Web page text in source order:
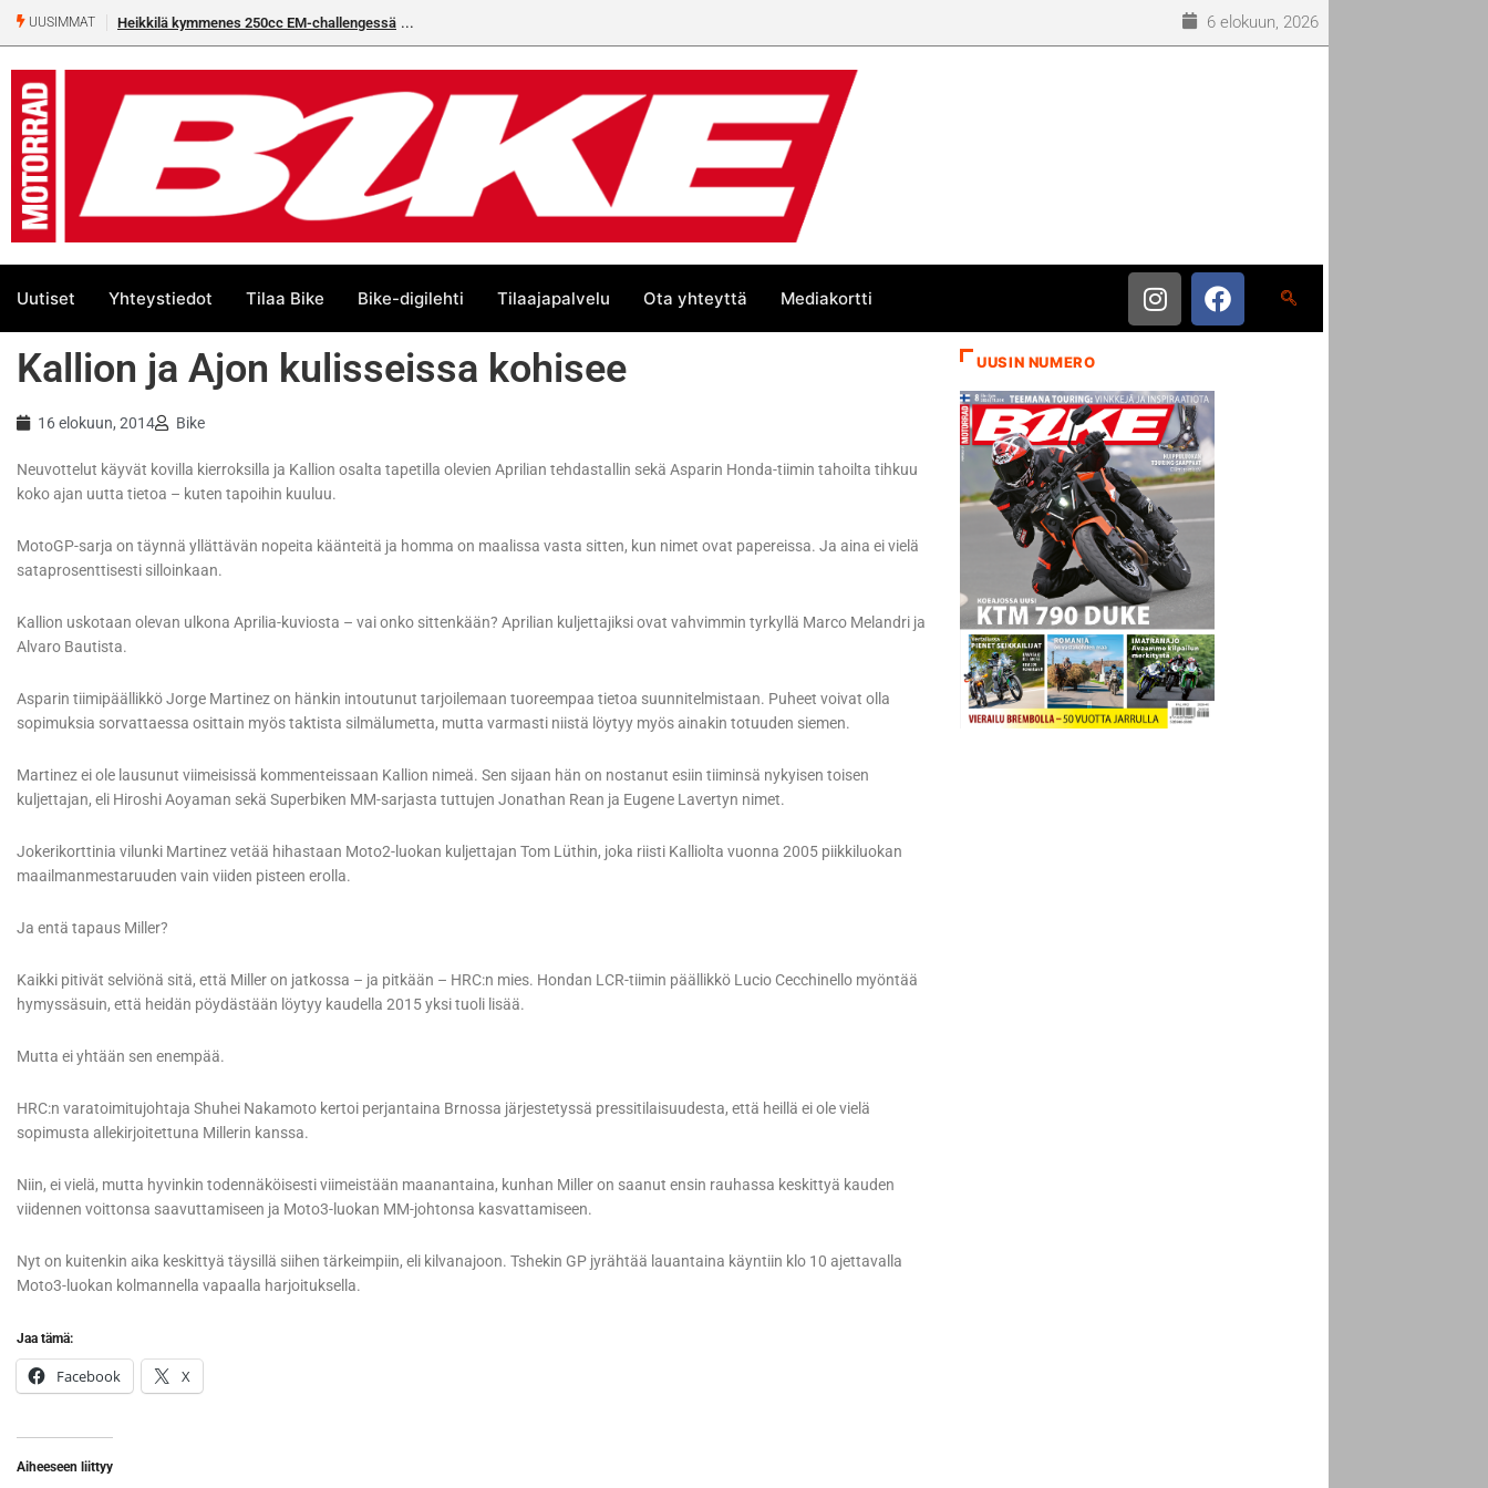
UUSIMMAT Heikkilä kymmenes 250cc EM-challengessä 6 elokuun, 2026
Uutiset Yhteystiedot Tilaa Bike Bike-digilehti Tilaajapalvelu Ota yhteyttä Mediakortti
Kallion ja Ajon kulisseissa kohisee
16 elokuun, 2014 Bike
Neuvottelut käyvät kovilla kierroksilla ja Kallion osalta tapetilla olevien Aprilian tehdastallin sekä Asparin Honda-tiimin tahoilta tihkuu
koko ajan uutta tietoa – kuten tapoihin kuuluu.
MotoGP-sarja on täynnä yllättävän nopeita käänteitä ja homma on maalissa vasta sitten, kun nimet ovat papereissa. Ja aina ei vielä
sataprosenttisesti silloinkaan.
Kallion uskotaan olevan ulkona Aprilia-kuviosta – vai onko sittenkään? Aprilian kuljettajiksi ovat vahvimmin tyrkyllä Marco Melandri ja
Alvaro Bautista.
Asparin tiimipäällikkö Jorge Martinez on hänkin intoutunut tarjoilemaan tuoreempaa tietoa suunnitelmistaan. Puheet voivat olla
sopimuksia sorvattaessa osittain myös taktista silmälumetta, mutta varmasti niistä löytyy myös ainakin totuuden siemen.
Martinez ei ole lausunut viimeisissä kommenteissaan Kallion nimeä. Sen sijaan hän on nostanut esiin tiiminsä nykyisen toisen
kuljettajan, eli Hiroshi Aoyaman sekä Superbiken MM-sarjasta tuttujen Jonathan Rean ja Eugene Lavertyn nimet.
Jokerikorttinia vilunki Martinez vetää hihastaan Moto2-luokan kuljettajan Tom Lüthin, joka riisti Kalliolta vuonna 2005 piikkiluokan
maailmanmestaruuden vain viiden pisteen erolla.
Ja entä tapaus Miller?
Kaikki pitivät selviönä sitä, että Miller on jatkossa – ja pitkään – HRC:n mies. Hondan LCR-tiimin päällikkö Lucio Cecchinello myöntää
hymyssäsuin, että heidän pöydästään löytyy kaudella 2015 yksi tuoli lisää.
Mutta ei yhtään sen enempää.
HRC:n varatoimitujohtaja Shuhei Nakamoto kertoi perjantaina Brnossa järjestetyssä pressitilaisuudesta, että heillä ei ole vielä
sopimusta allekirjoitettuna Millerin kanssa.
Niin, ei vielä, mutta hyvinkin todennäköisesti viimeistään maanantaina, kunhan Miller on saanut ensin rauhassa keskittyä kauden
viidennen voittonsa saavuttamiseen ja Moto3-luokan MM-johtonsa kasvattamiseen.
Nyt on kuitenkin aika keskittyä täysillä siihen tärkeimpiin, eli kilvanajoon. Tshekin GP jyrähtää lauantaina käyntiin klo 10 ajettavalla
Moto3-luokan kolmannella vapaalla harjoituksella.
Jaa tämä:
Facebook X
Aiheeseen liittyy
UUSIN NUMERO